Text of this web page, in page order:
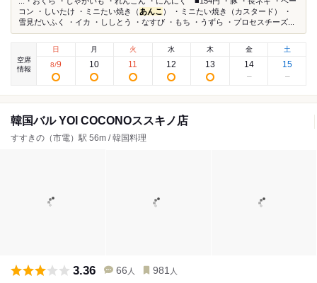
コン ・しいたけ ・ミニたい焼き（ あんこ ） ・ミニたい焼き（カスタード） ・
雪見だいふく ・イカ ・ししとう ・なすび ・もち ・うずら ・プロセスチーズ...
空席
情報
日
8/9
月
10
火
11
水
12
木
13
金
14
土
15
韓国バル YOI COCONOススキノ店
すすきの（市電）駅 56m / 韓国料理
3.36 66 人 981 人